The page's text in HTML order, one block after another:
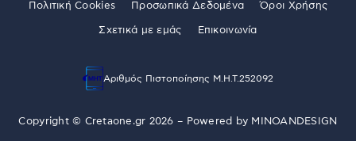
Πολιτική Cookies Προσωπικά Δεδομένα Όροι Χρήσης
Σχετικά με εμάς Επικοινωνία
Αριθμός Πιστοποίησης Μ.Η.Τ.252092
Copyright © Cretaone.gr 2026 – Powered by MINOANDESIGN